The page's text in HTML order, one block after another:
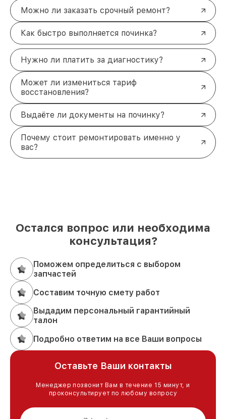
Можно ли заказать срочный ремонт?
Как быстро выполняется починка?
Нужно ли платить за диагностику?
Может ли измениться тариф
восстановления?
Выдаёте ли документы на починку?
Почему стоит ремонтировать именно у
вас?
Остался вопрос или необходима
консультация?
Поможем определиться с выбором
запчастей
Составим точную смету работ
Выдадим персональный гарантийный
талон
Подробно ответим на все Ваши вопросы
Оставьте Ваши контакты
Менеджер позвонит Вам в течение 15 минут, и
проконсультирует по любому вопросу